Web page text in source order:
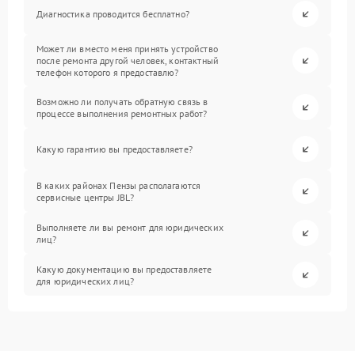
Диагностика проводится бесплатно?
Может ли вместо меня принять устройство
после ремонта другой человек, контактный
телефон которого я предоставлю?
Возможно ли получать обратную связь в
процессе выполнения ремонтных работ?
Какую гарантию вы предоставляете?
В каких районах Пензы располагаются
сервисные центры JBL?
Выполняете ли вы ремонт для юридических
лиц?
Какую документацию вы предоставляете
для юридических лиц?